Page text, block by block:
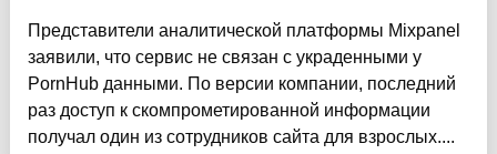
Представители аналитической платформы Mixpanel
заявили, что сервис не связан с украденными у
PornHub данными. По версии компании, последний
раз доступ к скомпрометированной информации
получал один из сотрудников сайта для взрослых....